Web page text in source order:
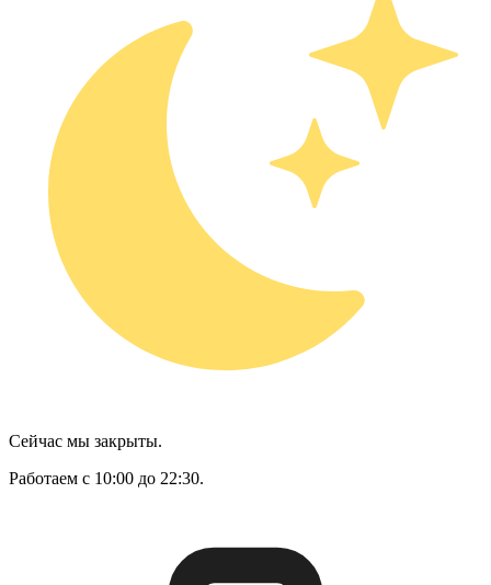
Сейчас мы закрыты.
Работаем с 10:00 до 22:30.